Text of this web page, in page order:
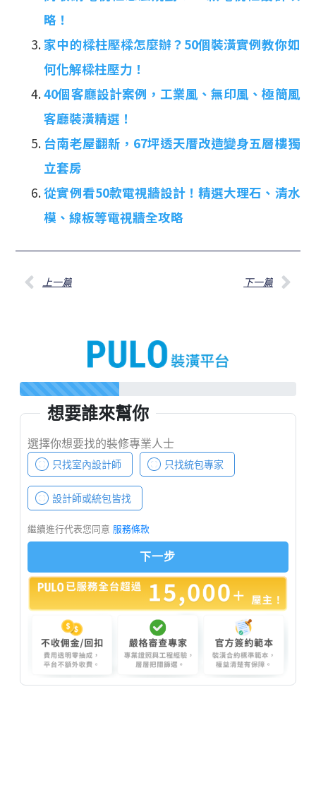
略！
家中的樑柱壓樑怎麼辦？50個裝潢實例教你如
何化解樑柱壓力！
40個客廳設計案例，工業風、無印風、極簡風
客廳裝潢精選！
台南老屋翻新，67坪透天厝改造變身五層樓獨
立套房
從實例看50款電視牆設計！精選大理石、清水
模、線板等電視牆全攻略
上一篇 下一篇